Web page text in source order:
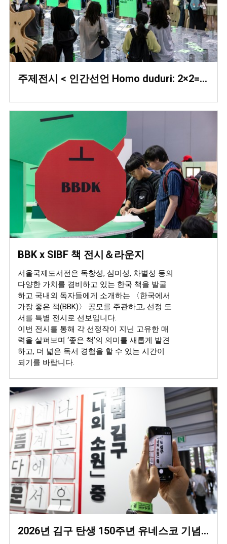
주제전시 < 인간선언 Homo duduri: 2×2=5 >
BBK x SIBF 책 전시＆라운지
서울국제도서전은 독창성, 심미성, 차별성 등의
다양한 가치를 겸비하고 있는 한국 책을 발굴
하고 국내외 독자들에게 소개하는 〈한국에서
가장 좋은 책(BBK)〉 공모를 주관하고, 선정 도
서를 특별 전시로 선보입니다.
이번 전시를 통해 각 선정작이 지닌 고유한 매
력을 살펴보며 ‘좋은 책’의 의미를 새롭게 발견
하고, 더 넓은 독서 경험을 할 수 있는 시간이
되기를 바랍니다.
2026년 김구 탄생 150주년 유네스코 기념해 특별 전시 (국가보훈부 X 서울국제도서전)